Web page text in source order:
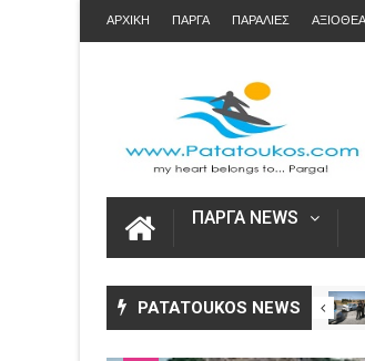
ΑΡΧΙΚΗ ΠΑΡΓΑ ΠΑΡΑΛΙΕΣ
ΠΑΡΓΑ NEWS
PATATOUKOS NEWS
Άνοιξε η πλατφόρμα myAGRO
για τις αγροτικές ενισχύσεις